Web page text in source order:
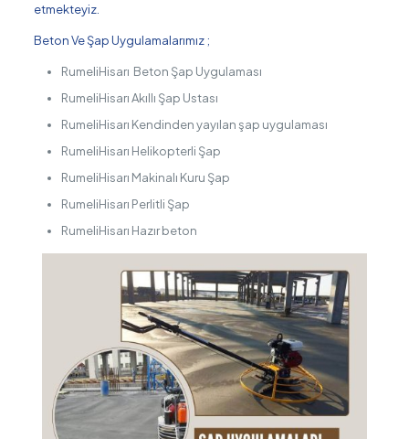
etmekteyiz.
Beton Ve Şap Uygulamalarımız ;
RumeliHisarı Beton Şap Uygulaması
RumeliHisarı Akıllı Şap Ustası
RumeliHisarı Kendinden yayılan şap uygulaması
RumeliHisarı Helikopterli Şap
RumeliHisarı Makinalı Kuru Şap
RumeliHisarı Perlitli Şap
RumeliHisarı Hazır beton